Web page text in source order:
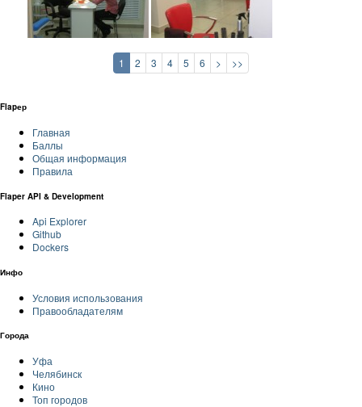
1 2 3 4 5 6 > >>
Flapер
Главная
Баллы
Общая информация
Правила
Flaper API & Development
Api Explorer
Github
Dockers
Инфо
Условия использования
Правообладателям
Города
Уфа
Челябинск
Кино
Топ городов